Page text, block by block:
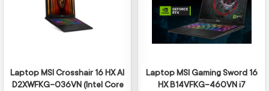
Laptop MSI Crosshair 16 HX AI
D2XWFKG-036VN (Intel Core
Laptop MSI Gaming Sword 16
HX B14VFKG-460VN i7